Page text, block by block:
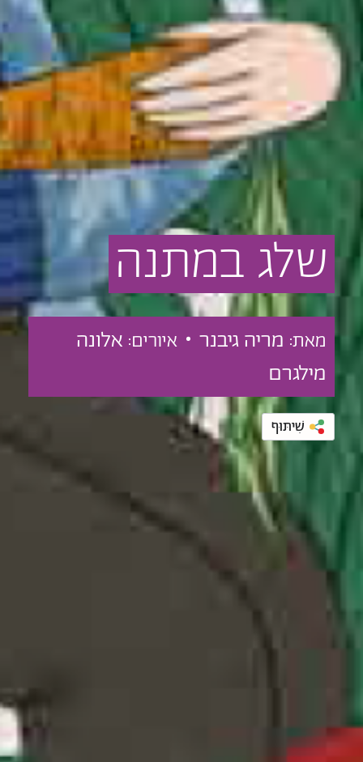
שלג במתנה
מאת: מריה גיבנר • איורים: אלונה
מילגרם
שִׁיתּוּף